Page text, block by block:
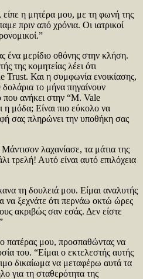
είπε η μητέρα μου, με τη φωνή της
πριν από χρόνια. Οι ιατρικοί
ένα μερίδιο οθόνης στην κλήση.
της κομητείας λέει ότι
Trust. Και η συμφωνία ενοικίασης,
το μήνα πηγαίνουν
που ανήκει στην “M. Vale
μόδα; Είναι πιο εύκολο να
σας πληρώνει την υποθήκη σας
λαχανίασε, τα μάτια της
τρελή! Αυτό είναι αυτό επιλόχεια
τη δουλειά μου. Είμαι αναλυτής
να ξεχνάτε ότι περνάω οκτώ ώρες
ακριβώς σαν εσάς. Δεν είστε
πατέρας μου, προσπαθώντας να
του. “Είμαι ο εκτελεστής αυτής
δικαίωμα να μεταφέρω αυτά τα
για τη σταθερότητα της